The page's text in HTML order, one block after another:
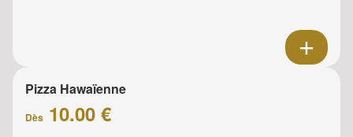
Pizza Hawaïenne
Dès 10.00 €